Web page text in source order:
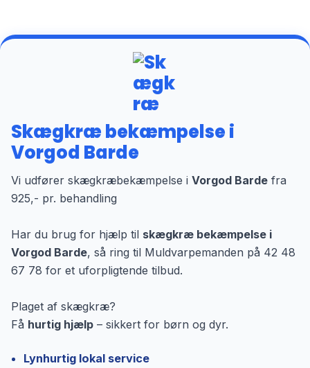
Skægkræ bekæmpelse i
Vorgod Barde
Vi udfører skægkræbekæmpelse i Vorgod Barde fra
925,- pr. behandling
Har du brug for hjælp til skægkræ bekæmpelse i
Vorgod Barde, så ring til Muldvarpemanden på 42 48
67 78 for et uforpligtende tilbud.
Plaget af skægkræ?
Få hurtig hjælp – sikkert for børn og dyr.
Lynhurtig lokal service